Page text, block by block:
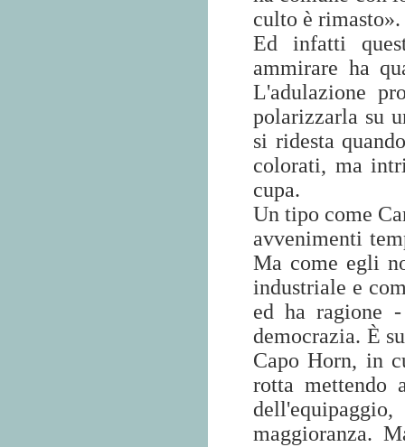
culto è rimasto».
Ed infatti
ammirare ha
L'adulazione
polarizzarla su
si ridesta
colorati, ma
cupa.
Un tipo come
avvenimenti
Ma come egli
industriale e
ed ha ragione
democrazia. È
Capo Horn, in
rotta
maggioranza.